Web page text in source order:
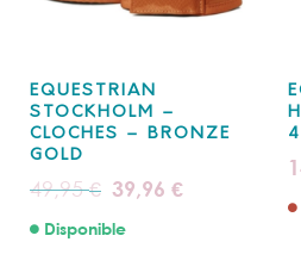
EQUESTRIAN
STOCKHOLM –
CLOCHES – BRONZE
GOLD
49,95€ Le
prix
était :
39,96€Le
prix
Disponible